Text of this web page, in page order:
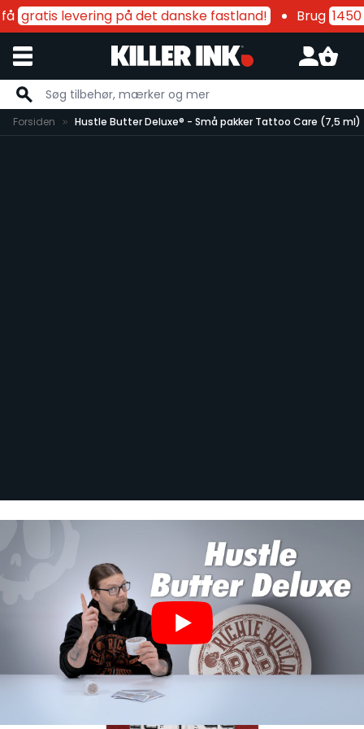
gratis levering på det danske fastland! Brug1450
Skip to Content
Forsiden Hustle Butter Deluxe® - Små pakker Tattoo Care (7,5 ml)